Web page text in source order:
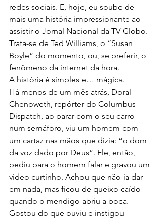
redes sociais. E, hoje, eu soube de
mais uma história impressionante ao
assistir o Jornal Nacional da TV Globo.
Trata-se de Ted Williams, o “Susan
Boyle” do momento, ou, se preferir, o
fenômeno da internet da hora.
A história é simples e… mágica.
Há menos de um mês atrás, Doral
Chenoweth, repórter do Columbus
Dispatch, ao parar com o seu carro
num semáforo, viu um homem com
um cartaz nas mãos que dizia: “o dom
da voz dado por Deus”. Ele, então,
pediu para o homem falar e gravou um
vídeo curtinho. Achou que não ia dar
em nada, mas ficou de queixo caído
quando o mendigo abriu a boca.
Gostou do que ouviu e instigou